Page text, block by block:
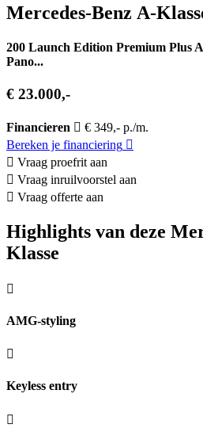
Mercedes-Benz A-
200 Launch Edition Premium Plus
Pano...
€ 23.000,-
Financieren
€ 349,- p./m.
Bereken je financiering
Vraag proefrit aan
Vraag inruilvoorstel aan
Vraag offerte aan
Highlights van deze
Klasse
AMG-styling
Keyless entry